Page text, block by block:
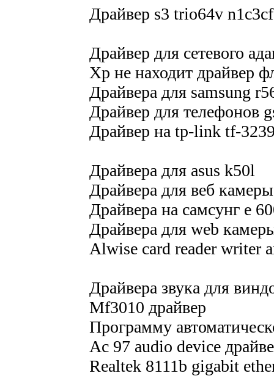
Драйвер s3 trio64v n1c3cf
Драйвер для сетевого
Xp не находит драйвер
Драйвера для samsung
Драйвер для телефонов
Драйвер на tp-link tf-
Драйвера для asus k50l
Драйвера для веб
Драйвера на самсунг е
Драйвера для web
Alwise card reader writer
Драйвера звука для
Mf3010 драйвер
Программу
Ac 97 audio device
Realtek 8111b gigabit